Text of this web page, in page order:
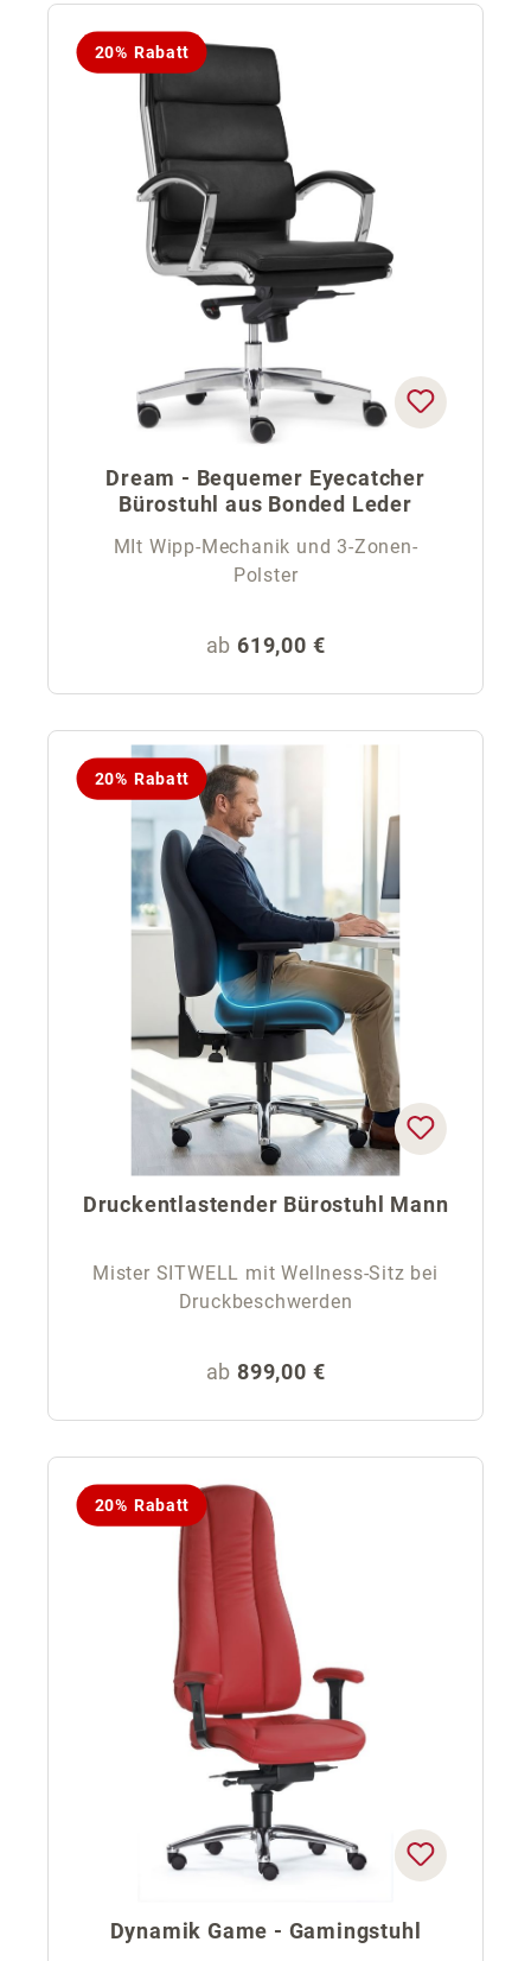
20% Rabatt
Dream - Bequemer Eyecatcher
Bürostuhl aus Bonded Leder
MIt Wipp-Mechanik und 3-Zonen-
Polster
Regulärer Preis:
ab 619,00 €
20% Rabatt
Druckentlastender Bürostuhl Mann
Mister SITWELL mit Wellness-Sitz bei
Druckbeschwerden
Regulärer Preis:
ab 899,00 €
20% Rabatt
Dynamik Game - Gamingstuhl